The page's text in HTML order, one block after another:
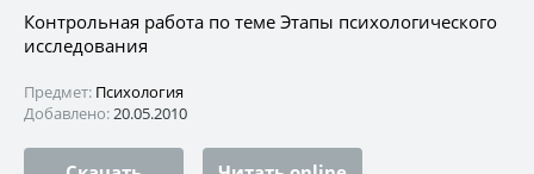
Контрольная работа по теме Этапы психологического
исследования
Предмет: Психология
Добавлено:20.05.2010